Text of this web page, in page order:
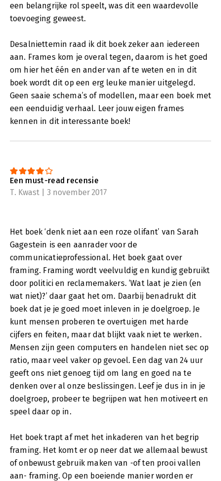
een belangrijke rol speelt, was dit een waardevolle
toevoeging geweest.
Desalniettemin raad ik dit boek zeker aan iedereen
aan. Frames kom je overal tegen, daarom is het goed
om hier het één en ander van af te weten en in dit
boek wordt dit op een erg leuke manier uitgelegd.
Geen saaie schema’s of modellen, maar een boek met
een eenduidig verhaal. Leer jouw eigen frames
kennen in dit interessante boek!
Een must-read recensie
T. Kwast | 3 november 2017
Het boek ‘denk niet aan een roze olifant’ van Sarah
Gagestein is een aanrader voor de
communicatieprofessional. Het boek gaat over
framing. Framing wordt veelvuldig en kundig gebruikt
door politici en reclamemakers. ‘Wat laat je zien (en
wat niet)?’ daar gaat het om. Daarbij benadrukt dit
boek dat je je goed moet inleven in je doelgroep. Je
kunt mensen proberen te overtuigen met harde
cijfers en feiten, maar dat blijkt vaak niet te werken.
Mensen zijn geen computers en handelen niet sec op
ratio, maar veel vaker op gevoel. Een dag van 24 uur
geeft ons niet genoeg tijd om lang en goed na te
denken over al onze beslissingen. Leef je dus in in je
doelgroep, probeer te begrijpen wat hen motiveert en
speel daar op in.
Het boek trapt af met het inkaderen van het begrip
framing. Het komt er op neer dat we allemaal bewust
of onbewust gebruik maken van -of ten prooi vallen
aan- framing. Op een boeiende manier worden er